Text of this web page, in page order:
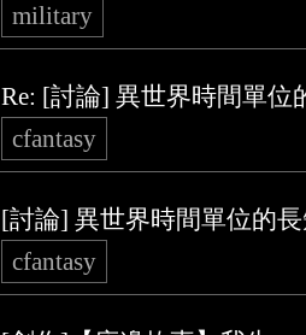
military
Re: [討論] 異世界時間單位
cfantasy
[討論] 異世界時間單位的
cfantasy